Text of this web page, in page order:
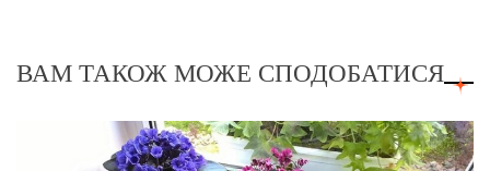
ВАМ ТАКОЖ МОЖЕ СПОДОБАТИСЯ